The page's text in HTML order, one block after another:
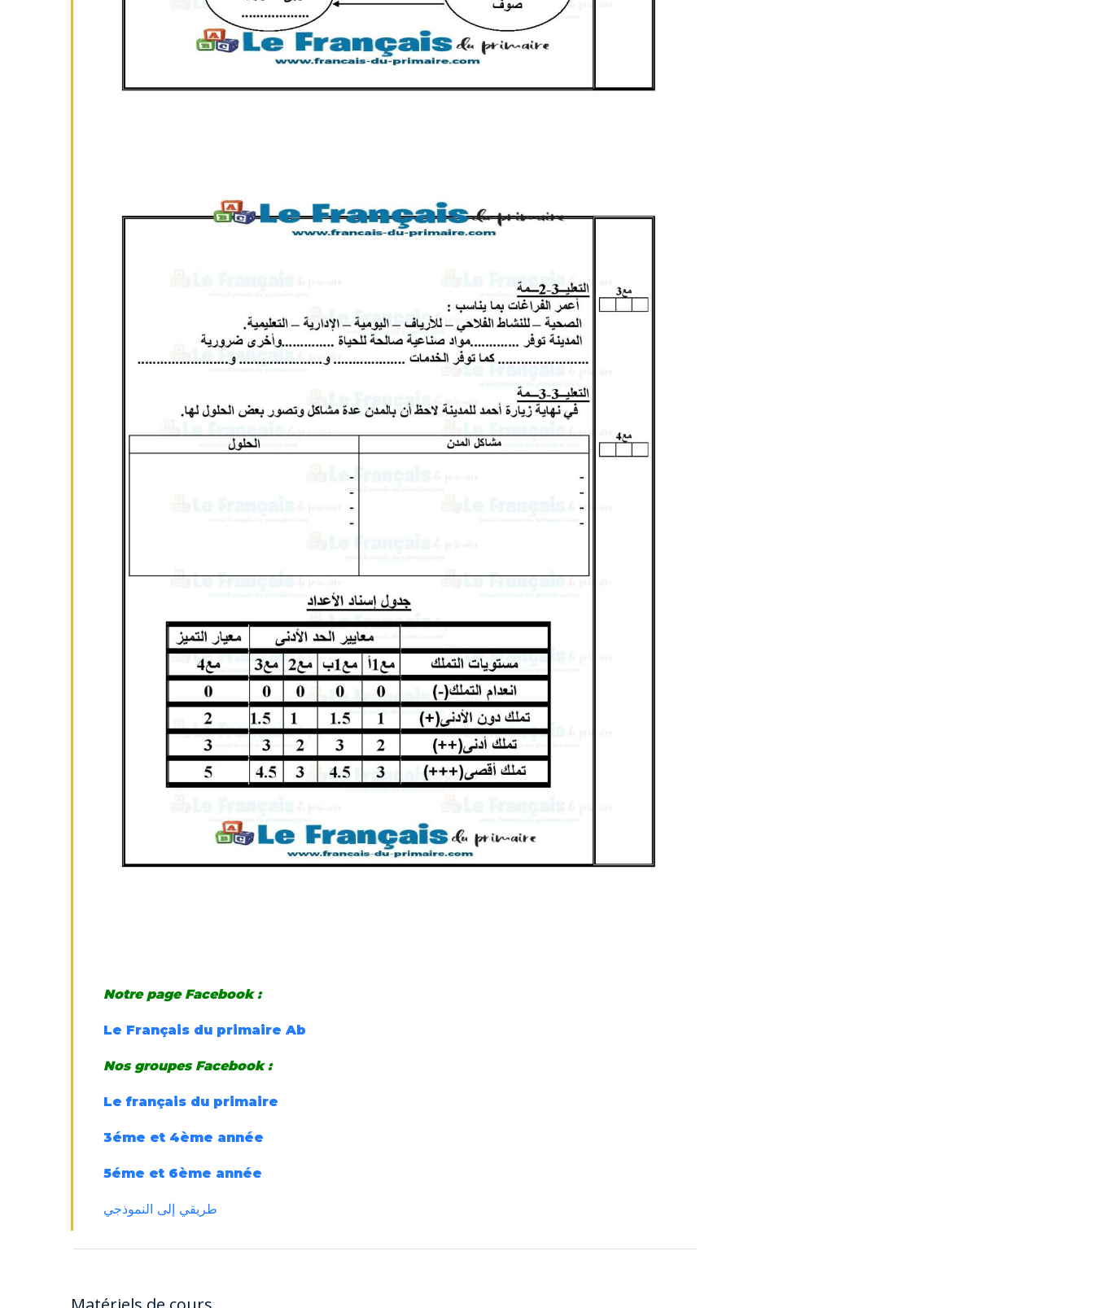
Notre page Facebook :
Le Français du primaire Ab
Nos groupes Facebook :
Le français du primaire
3éme et 4ème année
5éme et 6ème année
طريقي إلى النموذجي